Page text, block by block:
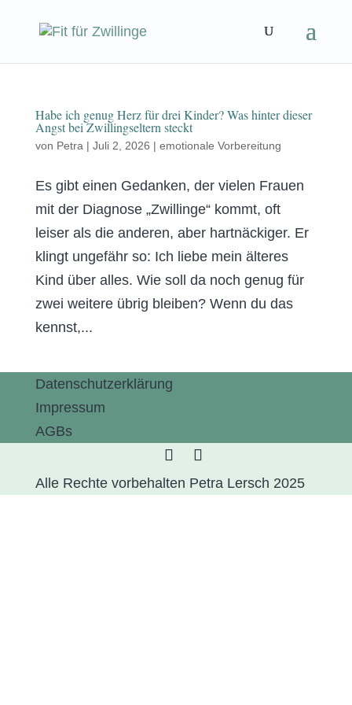
Habe ich genug Herz für drei Kinder? Was hinter dieser
Angst bei Zwillingseltern steckt
von Petra | Juli 2, 2026 | emotionale Vorbereitung
Es gibt einen Gedanken, der vielen Frauen
mit der Diagnose „Zwillinge“ kommt, oft
leiser als die anderen, aber hartnäckiger. Er
klingt ungefähr so: Ich liebe mein älteres
Kind über alles. Wie soll da noch genug für
zwei weitere übrig bleiben? Wenn du das
kennst,...
Datenschutzerklärung
Impressum
AGBs
Alle Rechte vorbehalten Petra Lersch 2025